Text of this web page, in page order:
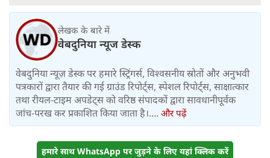
लेखक के बारे में
वेबदुनिया न्यूज डेस्क
वेबदुनिया न्यूज़ डेस्क पर हमारे स्ट्रिंगर्स, विश्वसनीय स्रोतों और अनुभवी
पत्रकारों द्वारा तैयार की गई ग्राउंड रिपोर्ट्स, स्पेशल रिपोर्ट्स, साक्षात्कार
तथा रीयल-टाइम अपडेट्स को वरिष्ठ संपादकों द्वारा सावधानीपूर्वक
जांच-परख कर प्रकाशित किया जाता है।.... और पढ़ें
हमारे साथ WhatsApp पर जुड़ने के लिए यहां क्लिक करें